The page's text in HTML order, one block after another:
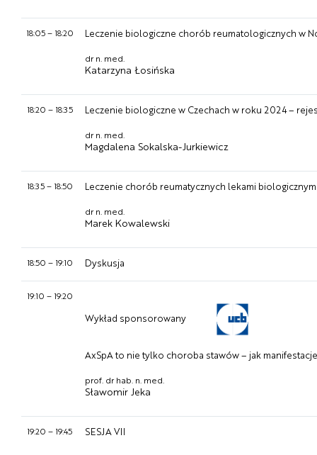
18:05– 18:20 Leczenie biologiczne chorób reumatologicznych w
dr n. med.
Katarzyna Łosińska
18:20 – 18:35 Leczenie biologiczne w Czechach w roku 2024 –
dr n. med.
Magdalena Sokalska-Jurkiewicz
18:35– 18:50 Leczenie chorób reumatycznych lekami
dr n. med.
Marek Kowalewski
18:50 – 19:10 Dyskusja
19:10 – 19:20
Wykład sponsorowany
AxSpA to nie tylko choroba stawów – jak
prof. dr hab. n. med.
Sławomir Jeka
19:20 – 19:45 SESJA VII